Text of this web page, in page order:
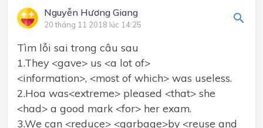
Nguyễn Hương Giang
20 tháng 11 2018 lúc 14:25
Tìm lỗi sai trong câu sau
1.They <gave> us <a lot of>
<information>, <most of which> was useless.
2.Hoa was<extreme> pleased <that> she
<had> a good mark <for> her exam.
3.We can <reduce> <garbage>by <reuse and